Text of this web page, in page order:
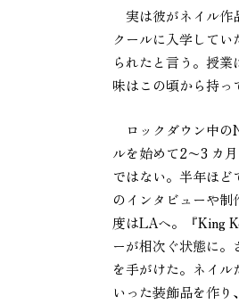
実は彼がネイル作
クールに入学して
られたと言う。授
味はこの頃から持っ
ロックダウン中の
ルを始めて2〜3 カ
ではない。半年ほ
のインタビューや
度はLAヘ。『King
ーが相次ぐ状態に
を手がけた。ネイ
いった装飾品を作